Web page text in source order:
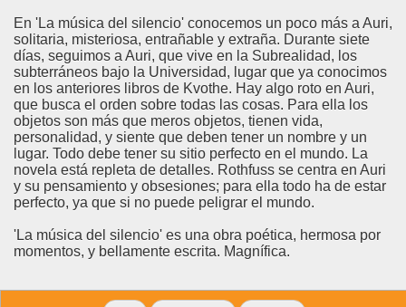
En 'La música del silencio' conocemos un poco más a Auri,
solitaria, misteriosa, entrañable y extraña. Durante siete
días, seguimos a Auri, que vive en la Subrealidad, los
subterráneos bajo la Universidad, lugar que ya conocimos
en los anteriores libros de Kvothe. Hay algo roto en Auri,
que busca el orden sobre todas las cosas. Para ella los
objetos son más que meros objetos, tienen vida,
personalidad, y siente que deben tener un nombre y un
lugar. Todo debe tener su sitio perfecto en el mundo. La
novela está repleta de detalles. Rothfuss se centra en Auri
y su pensamiento y obsesiones; para ella todo ha de estar
perfecto, ya que si no puede peligrar el mundo.
'La música del silencio' es una obra poética, hermosa por
momentos, y bellamente escrita. Magnífica.